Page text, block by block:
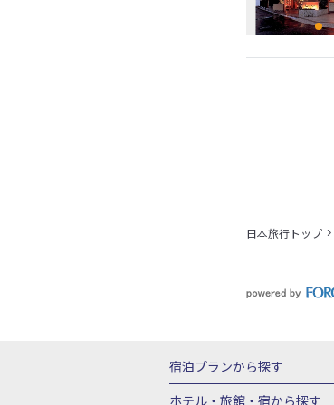
日本旅行トップ
宿泊プランから探す
北海道
東北 青森県
ホテル・旅館・宿から探す